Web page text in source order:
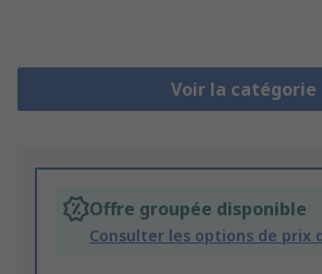
Voir la catégorie
Offre groupée disponible
Consulter les options de prix